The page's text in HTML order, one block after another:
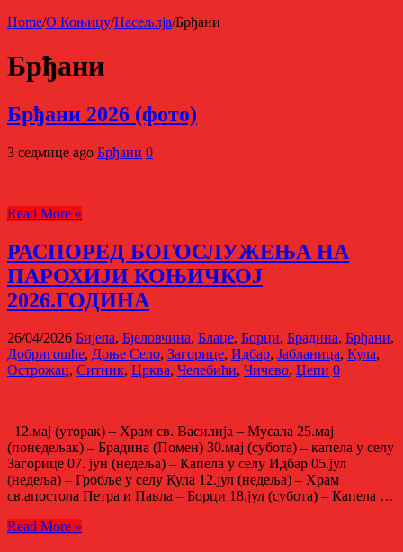
Home/О Коњицу/Насељлја/Брђани
Брђани
Брђани 2026 (фото)
3 седмице ago Брђани 0
Read More »
РАСПОРЕД БОГОСЛУЖЕЊА НА
ПАРОХИЈИ КОЊИЧКОЈ
2026.ГОДИНА
26/04/2026 Бијела, Бјеловчина, Блаце, Борци, Брадина, Брђани,
Добригошће, Доње Село, Загорице, Идбар, Јабланицa, Кула,
Острожац, Ситник, Црква, Челебићи, Чичево, Џепи 0
12.мај (уторак) – Храм св. Василија – Мусала 25.мај
(понедељак) – Брадина (Помен) 30.мај (субота) – капела у селу
Загорице 07. јун (недеља) – Капела у селу Идбар 05.јул
(недеља) – Гробље у селу Кула 12.јул (недеља) – Храм
св.апостола Петра и Павла – Борци 18.јул (субота) – Капела …
Read More »